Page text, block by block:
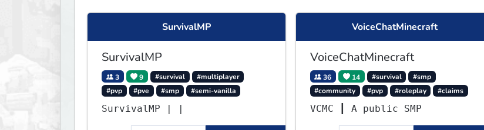
SurvivalMP
SurvivalMP
3 9 #survival
#multiplayer
#pvp
#pve #smp #semi-vanilla
SurvivalMP | |
VoiceChatMinecraft
VoiceChatMinecraft
36 14 #survival
#smp
#community
#pvp #roleplay #claims
VCMC ┃ A public SMP